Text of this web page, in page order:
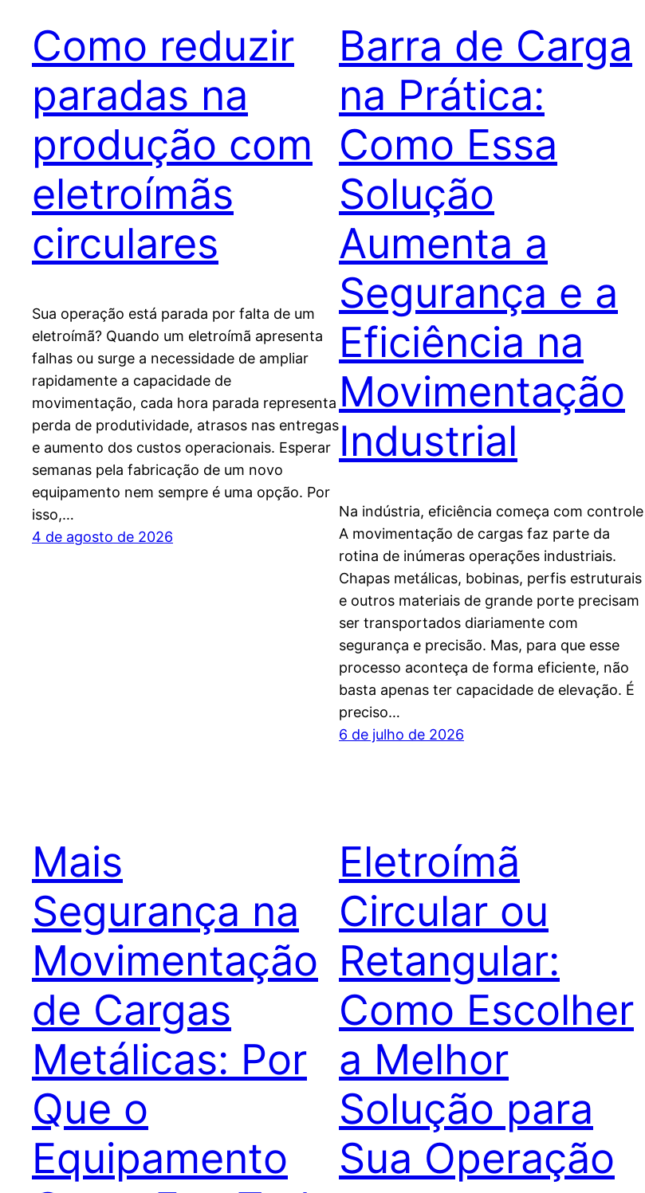
Como reduzir
paradas na
produção com
eletroímãs
circulares
Sua operação está parada por falta de um
eletroímã? Quando um eletroímã apresenta
falhas ou surge a necessidade de ampliar
rapidamente a capacidade de
movimentação, cada hora parada representa
perda de produtividade, atrasos nas entregas
e aumento dos custos operacionais. Esperar
semanas pela fabricação de um novo
equipamento nem sempre é uma opção. Por
isso,…
4 de agosto de 2026
Barra de Carga
na Prática:
Como Essa
Solução
Aumenta a
Segurança e a
Eficiência na
Movimentação
Industrial
Na indústria, eficiência começa com controle
A movimentação de cargas faz parte da
rotina de inúmeras operações industriais.
Chapas metálicas, bobinas, perfis estruturais
e outros materiais de grande porte precisam
ser transportados diariamente com
segurança e precisão. Mas, para que esse
processo aconteça de forma eficiente, não
basta apenas ter capacidade de elevação. É
preciso…
6 de julho de 2026
Mais
Segurança na
Movimentação
de Cargas
Metálicas: Por
Que o
Equipamento
Eletroímã
Circular ou
Retangular:
Como Escolher
a Melhor
Solução para
Sua Operação